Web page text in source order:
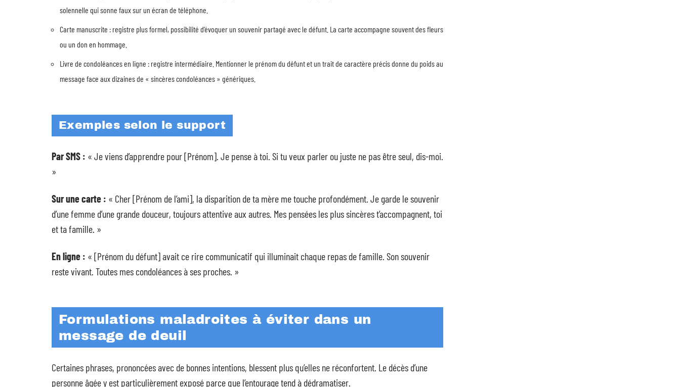
solennelle qui sonne faux sur un écran de téléphone.
Carte manuscrite : registre plus formel, possibilité d’évoquer un souvenir partagé avec le défunt. La carte accompagne souvent des fleurs
ou un don en hommage.
Livre de condoléances en ligne : registre intermédiaire. Mentionner le prénom du défunt et un trait de caractère précis donne du poids au
message face aux dizaines de « sincères condoléances » génériques.
Exemples selon le support
Par SMS : « Je viens d’apprendre pour [Prénom]. Je pense à toi. Si tu veux parler ou juste ne pas être seul, dis-moi.
»
Sur une carte : « Cher [Prénom de l’ami], la disparition de ta mère me touche profondément. Je garde le souvenir
d’une femme d’une grande douceur, toujours attentive aux autres. Mes pensées les plus sincères t’accompagnent, toi
et ta famille. »
En ligne : « [Prénom du défunt] avait ce rire communicatif qui illuminait chaque repas de famille. Son souvenir
reste vivant. Toutes mes condoléances à ses proches. »
Formulations maladroites à éviter dans un
message de deuil
Certaines phrases, prononcées avec de bonnes intentions, blessent plus qu’elles ne réconfortent. Le décès d’une
personne âgée y est particulièrement exposé parce que l’entourage tend à dédramatiser.